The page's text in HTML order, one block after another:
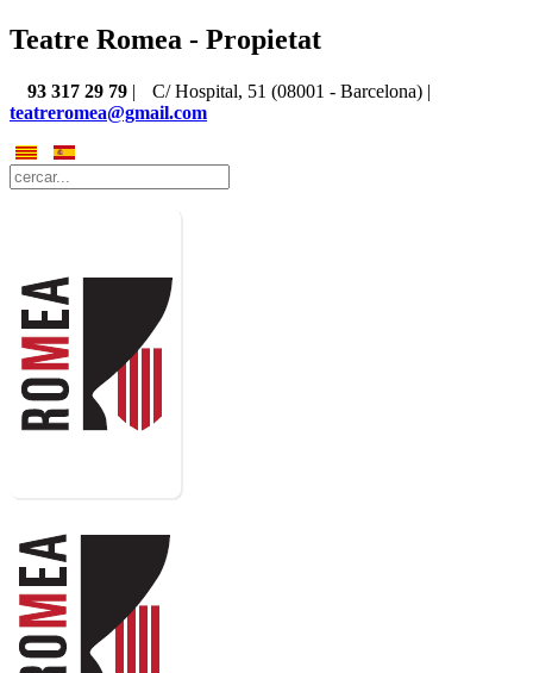
Teatre Romea - Propietat
93 317 29 79 |
C/ Hospital, 51 (08001 - Barcelona) |
teatreromea@gmail.com